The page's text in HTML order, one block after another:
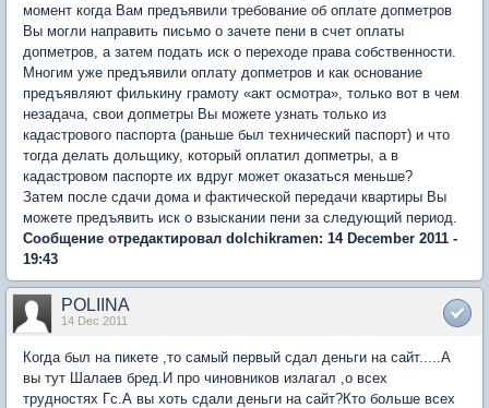
момент когда Вам предъявили требование об оплате допметров
Вы могли направить письмо о зачете пени в счет оплаты
допметров, а затем подать иск о переходе права собственности.
Многим уже предъявили оплату допметров и как основание
предъявляют филькину грамоту «акт осмотра», только вот в чем
незадача, свои допметры Вы можете узнать только из
кадастрового паспорта (раньше был технический паспорт) и что
тогда делать дольщику, который оплатил допметры, а в
кадастровом паспорте их вдруг может оказаться меньше?
Затем после сдачи дома и фактической передачи квартиры Вы
можете предъявить иск о взыскании пени за следующий период.
Сообщение отредактировал dolchikramen: 14 December 2011 -
19:43
POLIINA
14 Dec 2011
Когда был на пикете ,то самый первый сдал деньги на сайт.....А
вы тут Шалаев бред.И про чиновников излагал ,о всех
трудностях Гс.А вы хоть сдали деньги на сайт?Кто больше всех